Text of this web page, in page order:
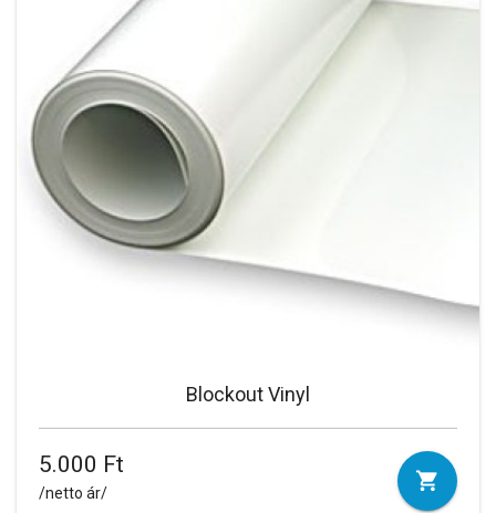
Blockout Vinyl
5.000 Ft
/netto ár/